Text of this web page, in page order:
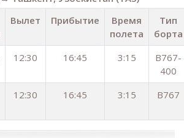
Вылет Прибытие
Время
полета
Тип
борта
12:30 16:45 3:15
B767-
400
12:30 16:45 3:15 B767